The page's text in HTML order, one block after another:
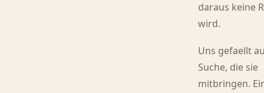
daraus keine
wird.
Uns gefaellt
Suche, die sie
mitbringen.